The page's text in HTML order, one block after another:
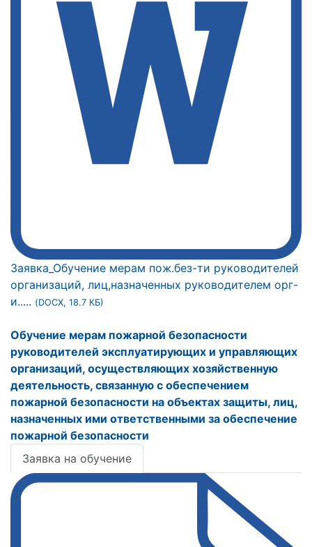
Заявка_Обучение мерам пож.без-ти руководителей
организаций, лиц,назначенных руководителем орг-
и..... (DOCX, 18.7 КБ)
Обучение мерам пожарной безопасности
руководителей эксплуатирующих и управляющих
организаций, осуществляющих хозяйственную
деятельность, связанную с обеспечением
пожарной безопасности на объектах защиты, лиц,
назначенных ими ответственными за обеспечение
пожарной безопасности
Заявка на обучение